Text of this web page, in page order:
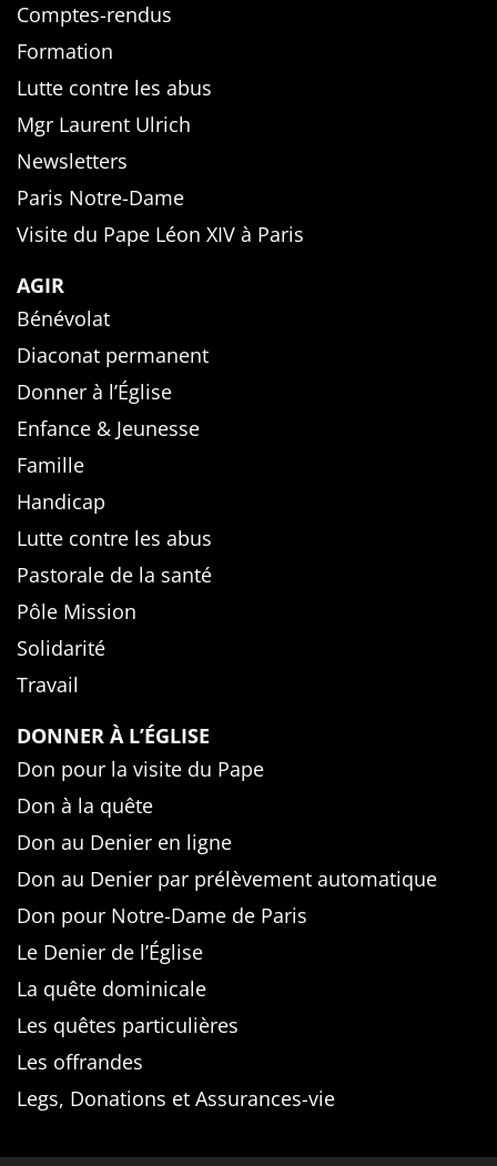
Comptes-rendus
Formation
Lutte contre les abus
Mgr Laurent Ulrich
Newsletters
Paris Notre-Dame
Visite du Pape Léon XIV à Paris
AGIR
Bénévolat
Diaconat permanent
Donner à l’Église
Enfance & Jeunesse
Famille
Handicap
Lutte contre les abus
Pastorale de la santé
Pôle Mission
Solidarité
Travail
DONNER À L’ÉGLISE
Don pour la visite du Pape
Don à la quête
Don au Denier en ligne
Don au Denier par prélèvement automatique
Don pour Notre-Dame de Paris
Le Denier de l’Église
La quête dominicale
Les quêtes particulières
Les offrandes
Legs, Donations et Assurances-vie